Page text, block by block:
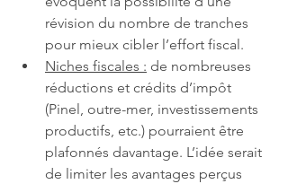
révision du nombre de tranches
pour mieux cibler l’effort fiscal.
Niches fiscales : de nombreuses
réductions et crédits d’impôt
(Pinel, outre-mer, investissements
productifs, etc.) pourraient être
plafonnés davantage. L’idée serait
de limiter les avantages perçus